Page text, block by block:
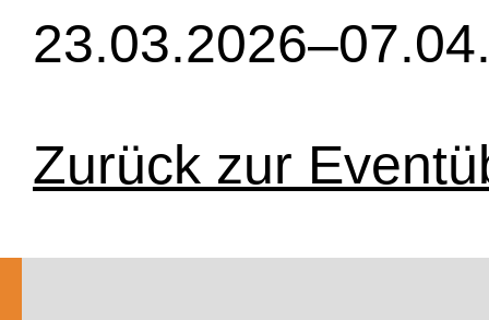
Zurück zur